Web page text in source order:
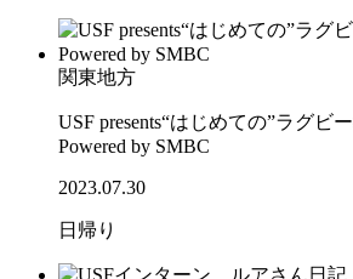
関東地方
USF presents“はじめての”ラグビ
Powered by SMBC
2023.07.30
日帰り